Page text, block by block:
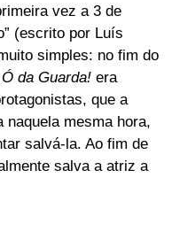
vez a 3 de
(escrito por Luís
simples: no fim do
Ó da Guarda! era
que a
mesma hora,
salvá-la. Ao fim de
salva a atriz a